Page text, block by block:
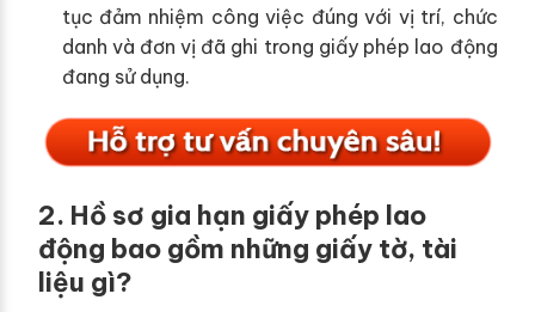
tục đảm nhiệm công việc đúng với vị trí, chức
danh và đơn vị đã ghi trong giấy phép lao động
đang sử dụng.
2. Hồ sơ gia hạn giấy phép lao
động bao gồm những giấy tờ, tài
liệu gì?